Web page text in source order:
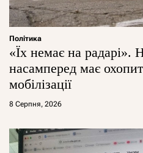
Політика
«Їх немає на радарі».
насамперед має
мобілізації
8 Серпня, 2026